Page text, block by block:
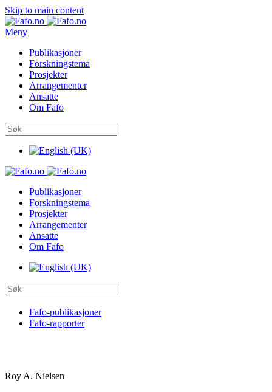
Skip to main content
Meny
Publikasjoner
Forskningstema
Prosjekter
Arrangementer
Ansatte
Om Fafo
Publikasjoner
Forskningstema
Prosjekter
Arrangementer
Ansatte
Om Fafo
Fafo-publikasjoner
Fafo-rapporter
Roy A. Nielsen